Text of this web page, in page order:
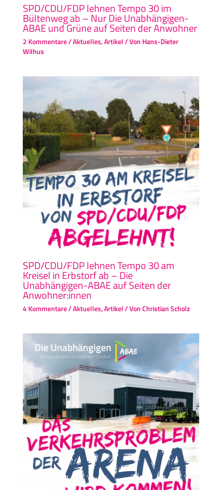
SPD/CDU/FDP lehnen Tempo 30 im
Bültenweg ab – Nur Die Unabhängigen-
ABAE und Grüne auf Seiten der Anwohner
2 Kommentare/Aktuelles,Artikel/ Von Hans-Dieter
Wilhus
SPD/CDU/FDP lehnen Tempo 30 am
Kreisel in Erbstorf ab – Die
Unabhängigen-ABAE auf Seiten der
Anwohner:innen
4 Kommentare/Aktuelles,Artikel/ VonChristian Scholz